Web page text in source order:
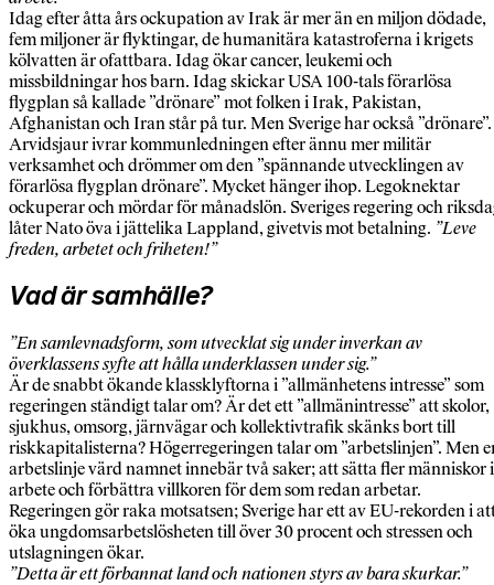
Idag efter åtta års ockupation av Irak är mer än en miljon dödade,
fem miljoner är flyktingar, de humanitära katastroferna i krigets
kölvatten är ofattbara. Idag ökar cancer, leukemi och
missbildningar hos barn. Idag skickar USA 100-tals förarlösa
flygplan så kallade ”drönare” mot folken i Irak, Pakistan,
Afghanistan och Iran står på tur. Men Sverige har också
Arvidsjaur ivrar kommunledningen efter ännu mer militär
verksamhet och drömmer om den ”spännande utvecklingen av
förarlösa flygplan drönare”. Mycket hänger ihop. Legoknektar
ockuperar och mördar för månadslön. Sveriges regering och
låter Nato öva i jättelika Lappland, givetvis mot betalning. ”Leve
freden, arbetet och friheten!”
Vad är samhälle?
”En samlevnadsform, som utvecklat sig under inverkan av
överklassens syfte att hålla underklassen under sig.”
Är de snabbt ökande klassklyftorna i ”allmänhetens intresse” som
regeringen ständigt talar om? Är det ett ”allmänintresse” att skolor,
sjukhus, omsorg, järnvägar och kollektivtrafik skänks bort till
riskkapitalisterna? Högerregeringen talar om ”arbetslinjen”. Men
arbetslinje värd namnet innebär två saker; att sätta fler människor i
arbete och förbättra villkoren för dem som redan arbetar.
Regeringen gör raka motsatsen; Sverige har ett av EU-rekorden i
öka ungdomsarbetslösheten till över 30 procent och stressen och
utslagningen ökar.
”Detta är ett förbannat land och nationen styrs av bara skurkar.”